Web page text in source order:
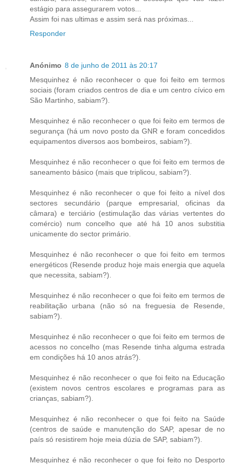
estágio para assegurarem votos...
Assim foi nas ultimas e assim será nas próximas...
Responder
Anónimo 8 de junho de 2011 às 20:17
Mesquinhez é não reconhecer o que foi feito em termos
sociais (foram criados centros de dia e um centro cívico em
São Martinho, sabiam?).
Mesquinhez é não reconhecer o que foi feito em termos de
segurança (há um novo posto da GNR e foram concedidos
equipamentos diversos aos bombeiros, sabiam?).
Mesquinhez é não reconhecer o que foi feito em termos de
saneamento básico (mais que triplicou, sabiam?).
Mesquinhez é não reconhecer o que foi feito a nível dos
sectores secundário (parque empresarial, oficinas da
câmara) e terciário (estimulação das várias vertentes do
comércio) num concelho que até há 10 anos substitia
unicamente do sector primário.
Mesquinhez é não reconhecer o que foi feito em termos
energéticos (Resende produz hoje mais energia que aquela
que necessita, sabiam?).
Mesquinhez é não reconhecer o que foi feito em termos de
reabilitação urbana (não só na freguesia de Resende,
sabiam?).
Mesquinhez é não reconhecer o que foi feito em termos de
acessos no concelho (mas Resende tinha alguma estrada
em condições há 10 anos atrás?).
Mesquinhez é não reconhecer o que foi feito na Educação
(existem novos centros escolares e programas para as
crianças, sabiam?).
Mesquinhez é não reconhecer o que foi feito na Saúde
(centros de saúde e manutenção do SAP, apesar de no
país só resistirem hoje meia dúzia de SAP, sabiam?).
Mesquinhez é não reconhecer o que foi feito no Desporto